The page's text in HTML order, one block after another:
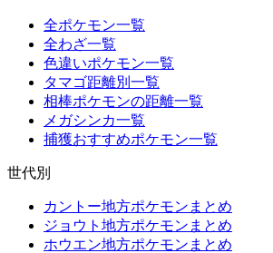
全ポケモン一覧
全わざ一覧
色違いポケモン一覧
タマゴ距離別一覧
相棒ポケモンの距離一覧
メガシンカ一覧
捕獲おすすめポケモン一覧
世代別
カントー地方ポケモンまとめ
ジョウト地方ポケモンまとめ
ホウエン地方ポケモンまとめ